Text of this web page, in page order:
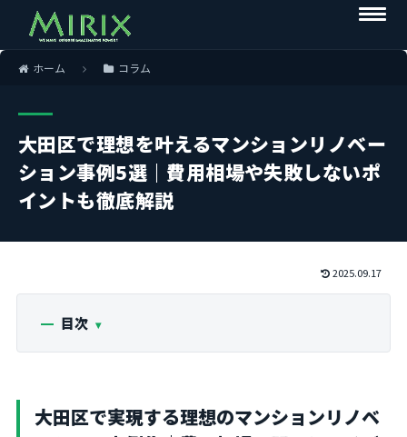
ホーム コラム
大田区で理想を叶えるマンションリノベー
ション事例5選｜費用相場や失敗しないポ
イントも徹底解説
2025.09.17
目次
大田区で実現する理想のマンションリノベ